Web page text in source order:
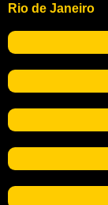
Rio de Janeiro